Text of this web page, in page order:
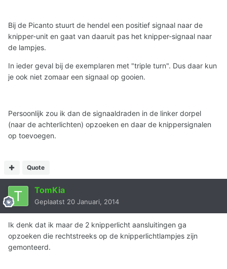
Bij de Picanto stuurt de hendel een positief signaal naar de
knipper-unit en gaat van daaruit pas het knipper-signaal naar
de lampjes.
In ieder geval bij de exemplaren met "triple turn". Dus daar kun
je ook niet zomaar een signaal op gooien.
Persoonlijk zou ik dan de signaaldraden in de linker dorpel
(naar de achterlichten) opzoeken en daar de knippersignalen
op toevoegen.
Quote
TomKia
Geplaatst 20 Januari, 2014
Ik denk dat ik maar de 2 knipperlicht aansluitingen ga
opzoeken die rechtstreeks op de knipperlichtlampjes zijn
gemonteerd.